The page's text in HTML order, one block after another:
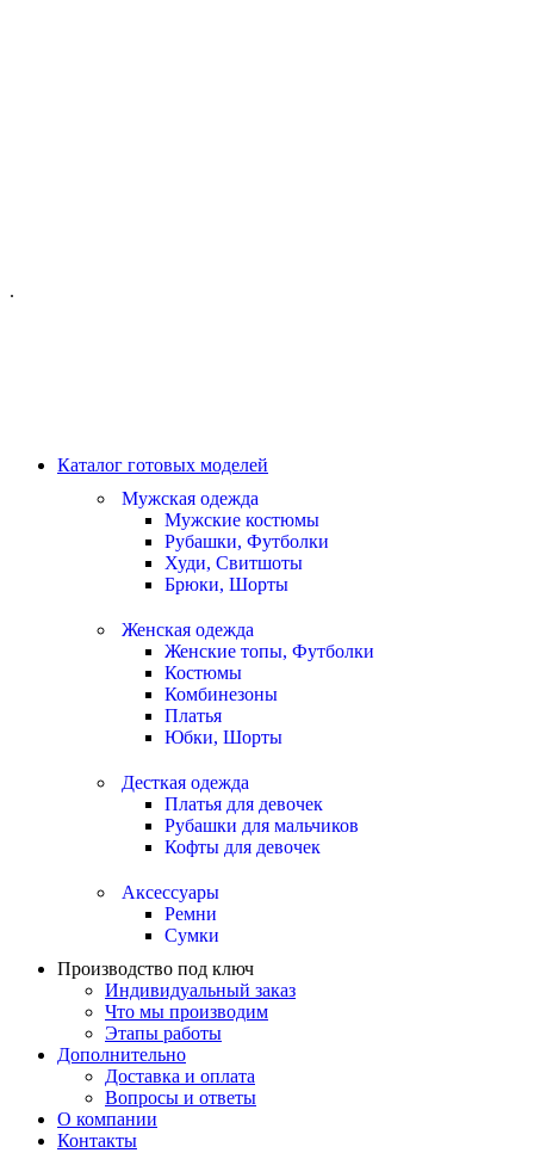
.
Каталог готовых моделей
Мужская одежда
Мужские костюмы
Рубашки, Футболки
Худи, Свитшоты
Брюки, Шорты
Женская одежда
Женские топы, Футболки
Костюмы
Комбинезоны
Платья
Юбки, Шорты
Десткая одежда
Платья для девочек
Рубашки для мальчиков
Кофты для девочек
Аксессуары
Ремни
Сумки
Производство под ключ
Индивидуальный заказ
Что мы производим
Этапы работы
Дополнительно
Доставка и оплата
Вопросы и ответы
О компании
Контакты